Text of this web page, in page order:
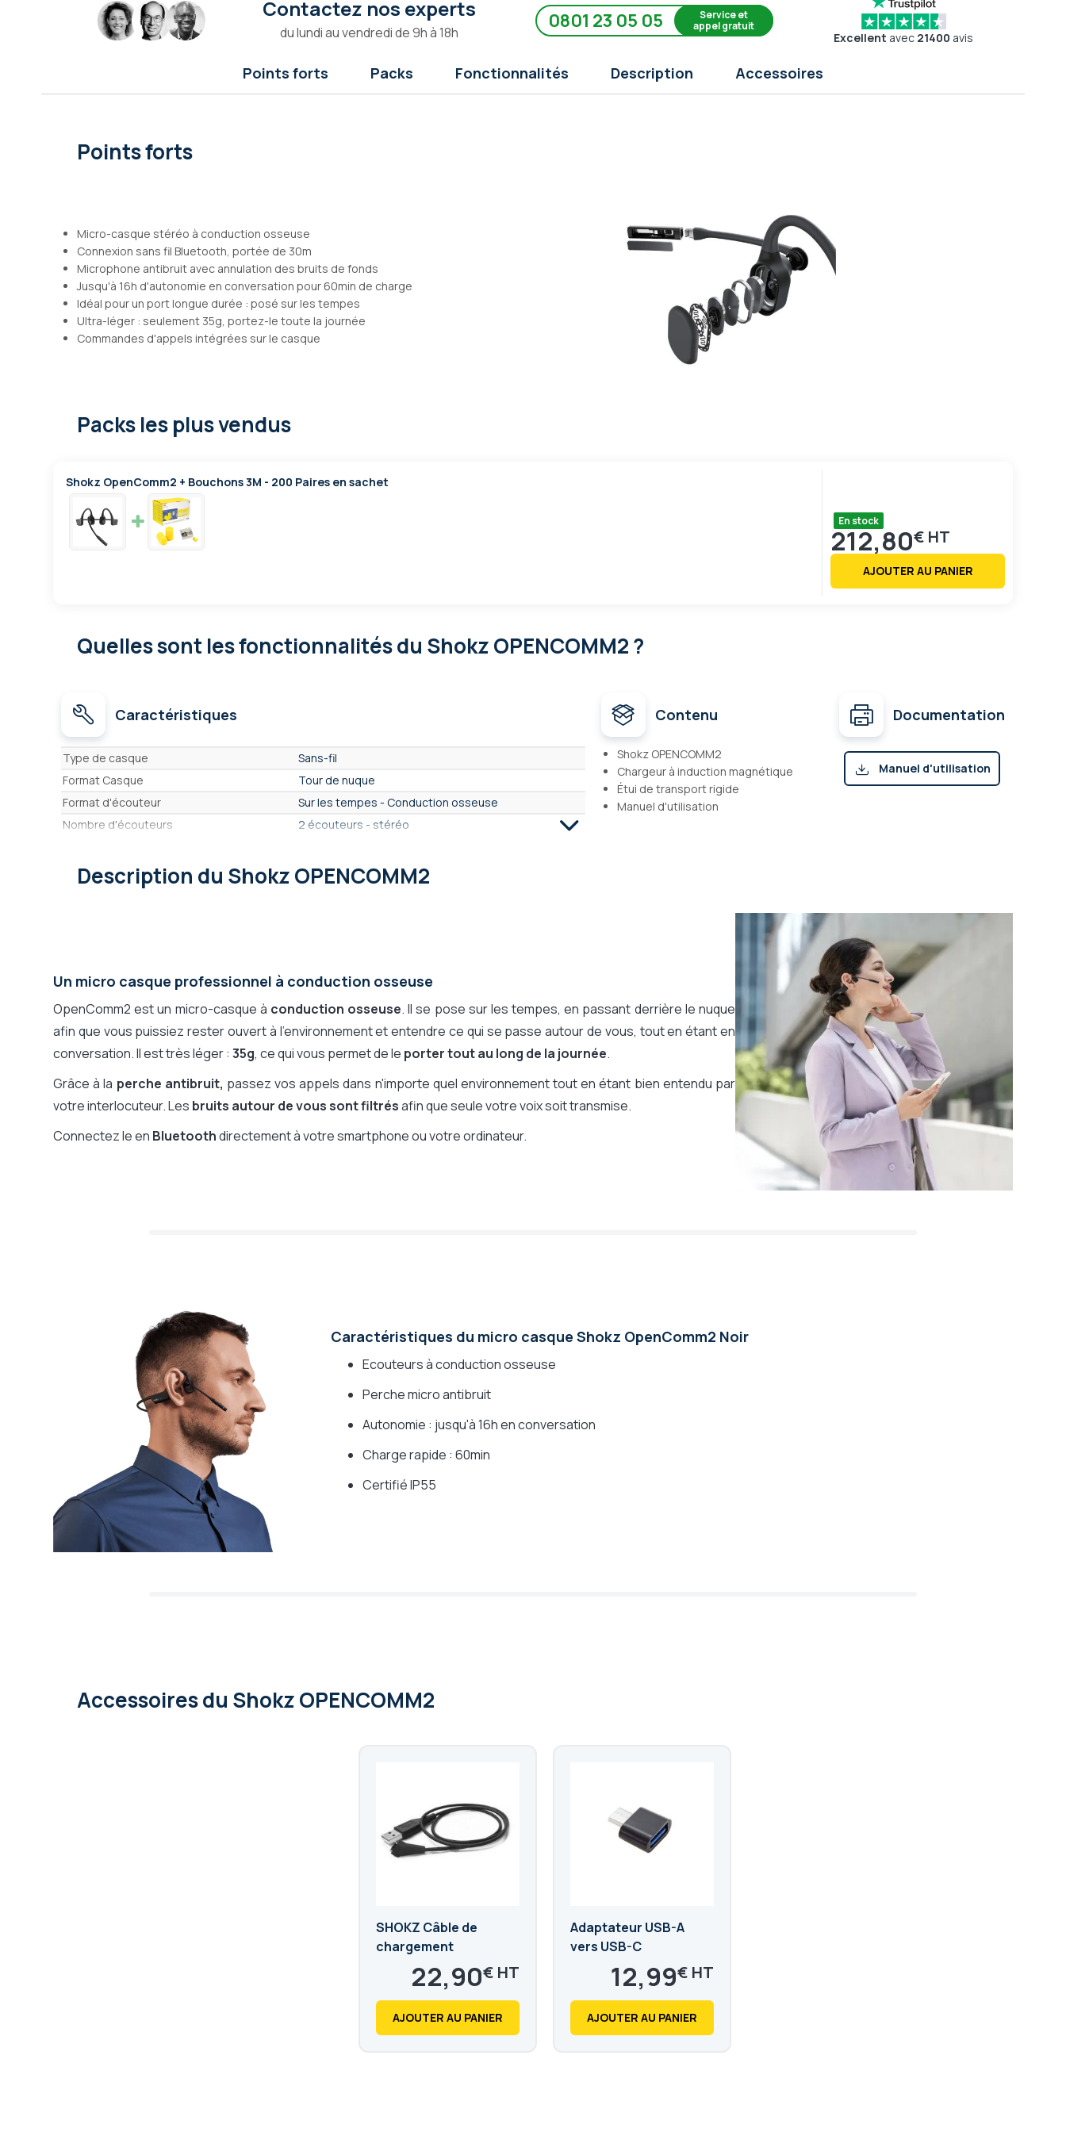
Contactez nos experts
du lundi au vendredi de 9h à 18h 0801 23 05 05
Service et
appel gratuit
Excellent avec 21400 avis
Points forts Packs Fonctionnalités Description Accessoires
Points forts
Micro-casque stéréo à conduction osseuse
Connexion sans fil Bluetooth, portée de 30m
Microphone antibruit avec annulation des bruits de fonds
Jusqu'à 16h d'autonomie en conversation pour 60min de charge
Idéal pour un port longue durée : posé sur les tempes
Ultra-léger : seulement 35g, portez-le toute la journée
Commandes d'appels intégrées sur le casque
Packs les plus vendus
Shokz OpenComm2 + Bouchons 3M - 200 Paires en sachet
En stock
212,80€
AJOUTER AU PANIER
Quelles sont les fonctionnalitésdu Shokz OPENCOMM2 ?
Caractéristiques
Caractéristiques
Type de casque
Sans-fil
Format Casque
Tour de nuque
Format d'écouteur
Sur les tempes - Conduction osseuse
Nombre d'écouteurs
2 écouteurs - stéréo
Base de recharge
Non
Base de connexion avec écran
Certifié pour
Compatible tous services : Communication Unifiées
"UC"
Écouteurs Anti bruit Actifs (ANC)
Non
Convient à un usage
Intensif
Matière des écouteurs
pas d'écouteur (conduc. osseuse)
Mode muet
Oui
Compatible Push-to-Talk
Non
Autonomie en conversation
16h
Contenu
Shokz OPENCOMM2
Chargeur à induction magnétique
Étui de transport rigide
Manuel d'utilisation
Documentation
Manuel d'utilisation
Description du Shokz OPENCOMM2
Un micro casque professionnel à conduction osseuse
OpenComm2 est un micro-casque à conduction osseuse. Il se pose sur les tempes, en passant derrière le nuque
afin que vous puissiez rester ouvert à l'environnement et entendre ce qui se passe autour de vous, tout en étant en
conversation. Il est très léger : 35g, ce qui vous permet de le porter tout au long de la journée.
Grâce à la perche antibruit, passez vos appels dans n'importe quel environnement tout en étant bien entendu par
votre interlocuteur. Les bruits autour de vous sont filtrésafin que seule votre voix soit transmise.
Connectez le en Bluetoothdirectement à votre smartphone ou votre ordinateur.
Caractéristiques du micro casque Shokz OpenComm2 Noir
Ecouteurs à conduction osseuse
Perche micro antibruit
Autonomie : jusqu'à 16h en conversation
Charge rapide : 60min
Certifié IP55
Accessoiresdu Shokz OPENCOMM2
SHOKZ Câble de
chargement
OpenComm/OpenComm
22,90€
27,48€
AJOUTER AU PANIER
Adaptateur USB-A
vers USB-C
12,99€
15,59
AJOUTER AU PANIER